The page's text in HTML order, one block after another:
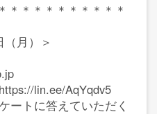
＊＊＊＊＊＊＊＊＊＊
（月）＞
lin.ee/AqYqdv5
ートに答えていただく